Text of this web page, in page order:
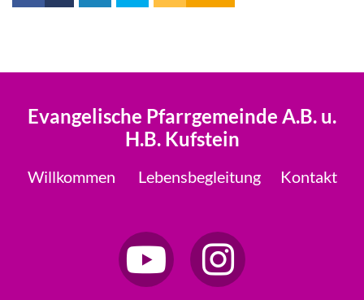
Evangelische Pfarrgemeinde A.B. u.
H.B. Kufstein
Willkommen Lebensbegleitung Kontakt